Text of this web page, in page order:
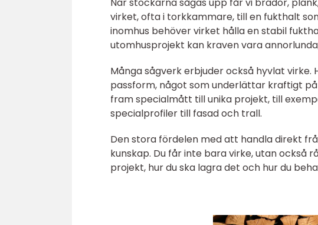
virket, ofta i torkkammare, till en fukthalt
inomhus behöver virket hålla en stabil
utomhusprojekt kan kraven vara
Många sågverk erbjuder också hyvlat
passform, något som underlättar kraftigt
fram specialmått till unika projekt, till
specialprofiler till fasad och trall.
Den stora fördelen med att handla direkt
kunskap. Du får inte bara virke, utan också
projekt, hur du ska lagra det och hur du